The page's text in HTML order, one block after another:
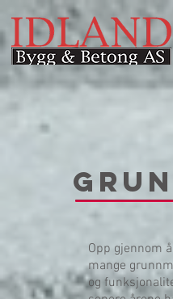
Opp gjennom
mange
og